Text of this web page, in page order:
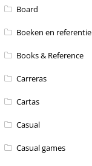
Board
Boeken en referentie
Books & Reference
Carreras
Cartas
Casual
Casual games